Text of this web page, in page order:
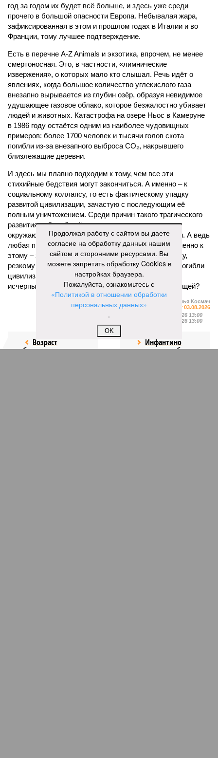
год за годом их будет всё больше, и здесь уже среди
прочего в большой опасности Европа. Небывалая жара,
зафиксированная в этом и прошлом годах в Италии и во
Франции, тому лучшее подтверждение.
Есть в перечне A-Z Animals и экзотика, впрочем, не менее
смертоносная. Это, в частности, «лимнические
извержения», о которых мало кто слышал. Речь идёт о
явлениях, когда большое количество углекислого газа
внезапно вырывается из глубин озёр, образуя невидимое
удушающее газовое облако, которое безжалостно убивает
людей и животных. Катастрофа на озере Ньос в Камеруне
в 1986 году остаётся одним из наиболее чудовищных
примеров: более 1700 человек и тысячи голов скота
погибли из-за внезапного выброса CO₂, накрывшего
близлежащие деревни.
И здесь мы плавно подходим к тому, чем все эти
стихийные бедствия могут закончиться. А именно – к
социальному коллапсу, то есть фактическому упадку
развитой цивилизации, зачастую с последующим её
полным уничтожением. Среди причин такого трагического
развития событий учёные называют деградацию
окружающей среды, истощение ресурсов и болезни. А ведь
любая природная катастрофа непременно ведёт именно к
этому – экономическому кризису, эпидемиям, голоду,
резкому сокращению численности населения. Так погибли
цивилизации шумеров, майя, кхмеров – список не
исчерпывающий. Какая цивилизация будет следующей?
Илья Космач
Газета«Наша версия» №29 от 03.08.2026
05.08.2026 13:00
05.08.2026 13:00
Возраст
бессмертия
Инфантино
отступил и объявил
Продолжая работу с сайтом вы даете
согласие на обработку данных нашим
сайтом и сторонними ресурсами. Вы
можете запретить обработку Cookies в
настройках браузера.
Пожалуйста, ознакомьтесь с
«Политикой в отношении обработки
персональных данных»
.
OK